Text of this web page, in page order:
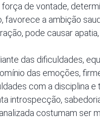
de vontade,
favorece a ambição
pode causar
das dificuldades,
das emoções,
com a disciplina
introspecção,
costumam ser